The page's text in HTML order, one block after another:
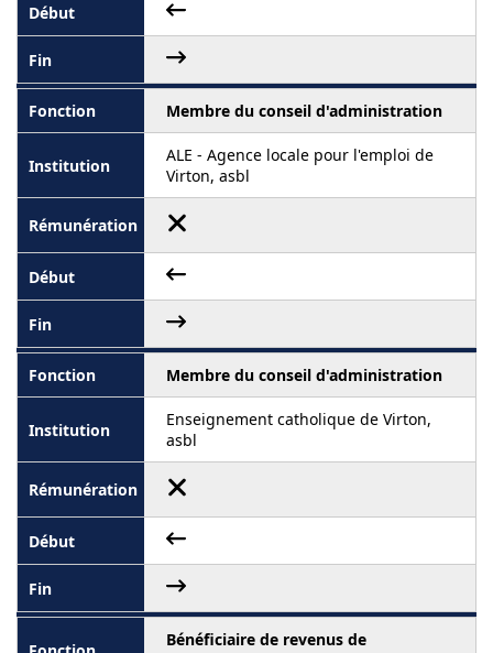
Membre du conseil d'administration
ALE - Agence locale pour l'emploi de
Virton, asbl
Membre du conseil d'administration
Enseignement catholique de Virton,
asbl
Bénéficiaire de revenus de